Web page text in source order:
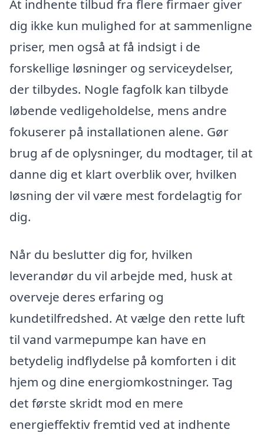
At indhente tilbud fra flere firmaer giver
dig ikke kun mulighed for at sammenligne
priser, men også at få indsigt i de
forskellige løsninger og serviceydelser,
der tilbydes. Nogle fagfolk kan tilbyde
løbende vedligeholdelse, mens andre
fokuserer på installationen alene. Gør
brug af de oplysninger, du modtager, til at
danne dig et klart overblik over, hvilken
løsning der vil være mest fordelagtig for
dig.
Når du beslutter dig for, hvilken
leverandør du vil arbejde med, husk at
overveje deres erfaring og
kundetilfredshed. At vælge den rette luft
til vand varmepumpe kan have en
betydelig indflydelse på komforten i dit
hjem og dine energiomkostninger. Tag
det første skridt mod en mere
energieffektiv fremtid ved at indhente